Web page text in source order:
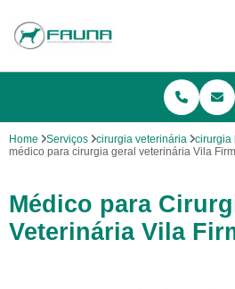
Home Serviços cirurgia veterinária
cirurgia
médico para cirurgia geral veterinária Vila
Médico para
Veterinária Vila